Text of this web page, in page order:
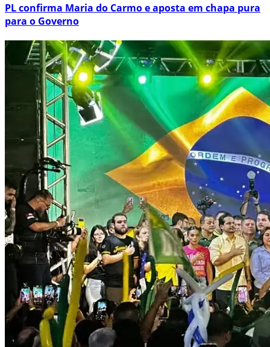
PL confirma Maria do Carmo e aposta em chapa pura
para o Governo